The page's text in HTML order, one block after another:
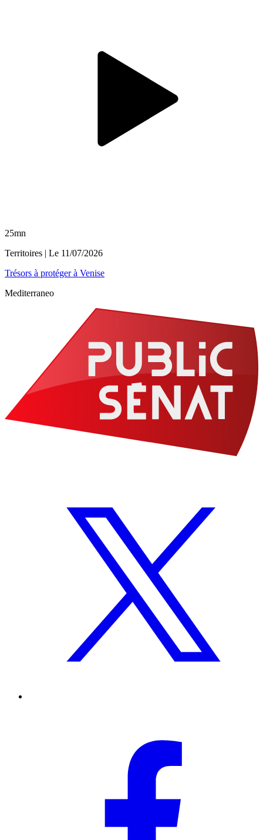
25mn
Territoires | Le 11/07/2026
Trésors à protéger à Venise
Mediterraneo